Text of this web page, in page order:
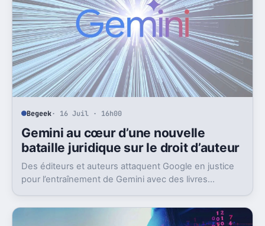
Begeek· 16 Juil · 16h00
Gemini au cœur d’une nouvelle
bataille juridique sur le droit d’auteur
Des éditeurs et auteurs attaquent Google en justice
pour l’entraînement de Gemini avec des livres